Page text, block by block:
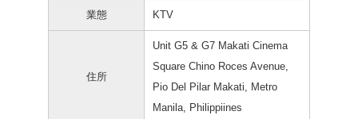
業態 KTV
住所
Unit G5 & G7 Makati Cinema
Square Chino Roces Avenue,
Pio Del Pilar Makati, Metro
Manila, Philippiines